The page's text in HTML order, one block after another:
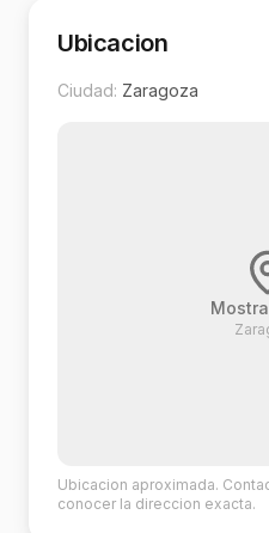
Ubicacion
Ciudad: Zaragoza
Ubicacion aproximada.
conocer la direccion exacta.